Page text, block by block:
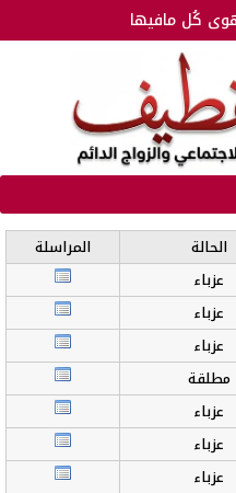
كُل مافيها
الحالة
المراسلة
عزباء
عزباء
عزباء
مطلقة
عزباء
عزباء
عزباء